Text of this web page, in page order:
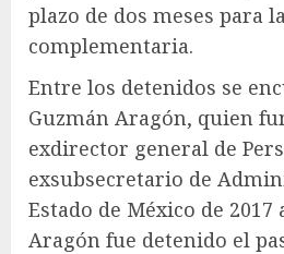
plazo de dos meses para
complementaria.
Entre los detenidos se
Guzmán Aragón, quien
exdirector general de
exsubsecretario de
Estado de México de 2017
Aragón fue detenido el